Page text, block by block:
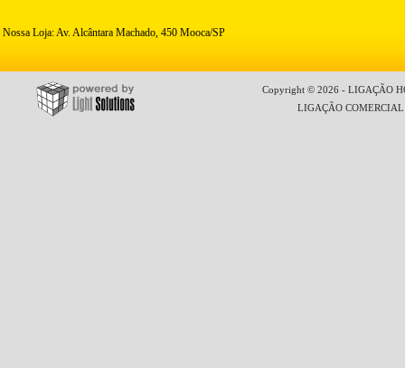
Nossa Loja: Av. Alcântara Machado, 450 Mooca/SP
Copyright © 2026 - LIGAÇÃO
LIGAÇÃO